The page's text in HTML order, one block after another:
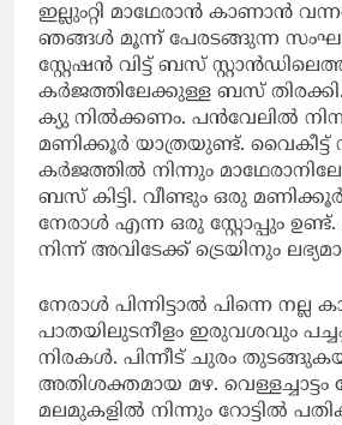
ഇല്ലുംറ്റി മാഥേരാൻ കാണാൻ
ഞങ്ങൾ മൂന്ന് പേരടങ്ങുന്ന
സ്റ്റേഷൻ വിട്ട് ബസ്
കർജത്തിലേക്കുള്ള ബസ്
ക്യു നിൽക്കണം. പൻവേലിൽ
മണിക്കൂർ യാത്രയുണ്ട്. വൈകീട്ട്
കർജത്തിൽ നിന്നും
ബസ് കിട്ടി. വീണ്ടും ഒരു
നേരാൾ എന്ന ഒരു സ്റ്റോപ്പും
നിന്ന് അവിടേക്ക് ട്രെയിനും
നേരാൾ പിന്നിട്ടാൽ പിന്നെ നല്ല
പാതയിലുടനീളം ഇരുവശവും
നിരകൾ. പിന്നീട് ചുരം
അതിശക്തമായ മഴ.
മലമുകളിൽ നിന്നും റോട്ടിൽ